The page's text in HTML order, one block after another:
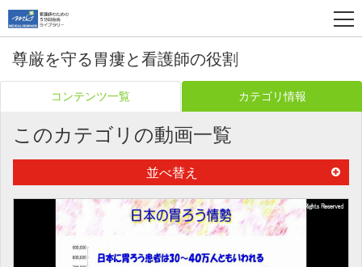
尊厳を守る胃瘻と看護師の役割
コンテンツ一覧 カテゴリ情報
このカテゴリの動画一覧
並べ替え